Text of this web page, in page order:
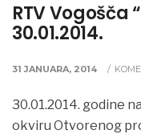
RTV Vogošča
30.01.2014.
31 JANUARA, 2014 /
30.01.2014. godine
okviru Otvorenog